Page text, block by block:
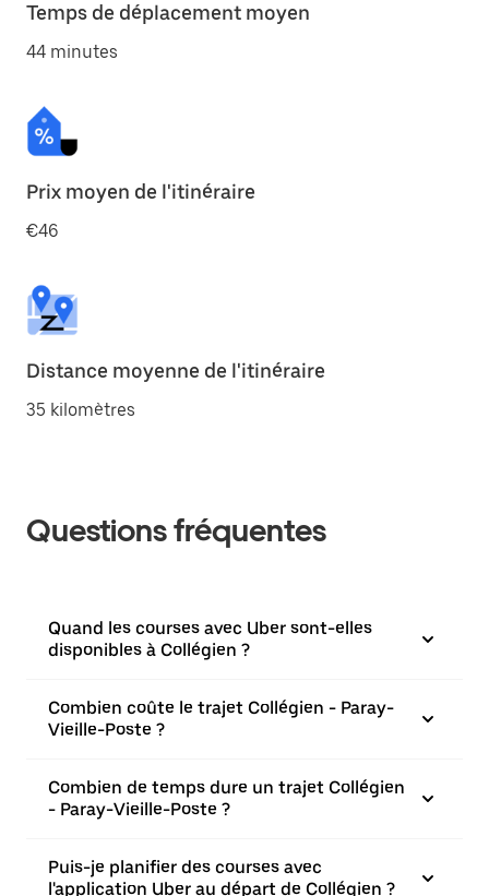
Temps de déplacement moyen
44 minutes
Prix moyen de l'itinéraire
€46
Distance moyenne de l'itinéraire
35 kilomètres
Questions fréquentes
Quand les courses avec Uber sont-elles
disponibles à Collégien ?
Combien coûte le trajet Collégien - Paray-
Vieille-Poste ?
Combien de temps dure un trajet Collégien
- Paray-Vieille-Poste ?
Puis-je planifier des courses avec
l'application Uber au départ de Collégien ?